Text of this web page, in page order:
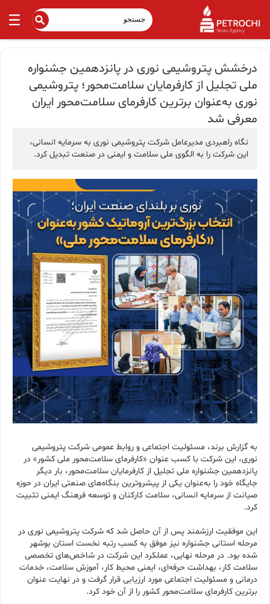
درخشش پتروشیمی نوری در پانزدهمین جشنواره
ملی تجلیل از کارفرمایان سلامت‌محور؛ پتروشیمی
نوری به‌عنوان برترین کارفرمای سلامت‌محور ایران
معرفی شد
نگاه راهبردی مدیرعامل شرکت پتروشیمی نوری به سرمایه انسانی،
این شرکت را به الگوی ملی سلامت و ایمنی در صنعت تبدیل کرد.
به گزارش برند، مسئولیت اجتماعی و روابط عمومی شرکت پتروشیمی
نوری، این شرکت با کسب عنوان «کارفرمای سلامت‌محور ملی کشور» در
پانزدهمین جشنواره ملی تجلیل از کارفرمایان سلامت‌محور، بار دیگر
جایگاه خود را به‌عنوان یکی از پیشروترین بنگاه‌های صنعتی ایران در حوزه
صیانت از سرمایه انسانی، سلامت کارکنان و توسعه فرهنگ ایمنی تثبیت
کرد.
این موفقیت ارزشمند پس از آن حاصل شد که شرکت پتروشیمی نوری در
مرحله استانی جشنواره نیز موفق به کسب رتبه نخست استان بوشهر
شده بود. در مرحله نهایی، عملکرد این شرکت در شاخص‌های تخصصی
سلامت کار، بهداشت حرفه‌ای، ایمنی محیط کار، آموزش سلامت، خدمات
درمانی و مسئولیت اجتماعی مورد ارزیابی قرار گرفت و در نهایت عنوان
برترین کارفرمای سلامت‌محور کشور را از آن خود کرد.